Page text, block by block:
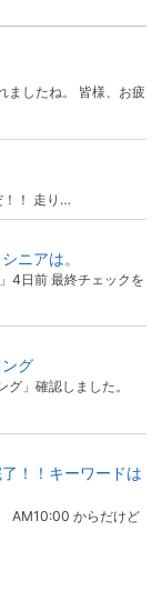
ましたね。 皆様、お疲
！！ 走り…
ニアは。
4日前 最終チェックを
グ
」確認しました。
！！キーワードは
AM10:00 からだけど